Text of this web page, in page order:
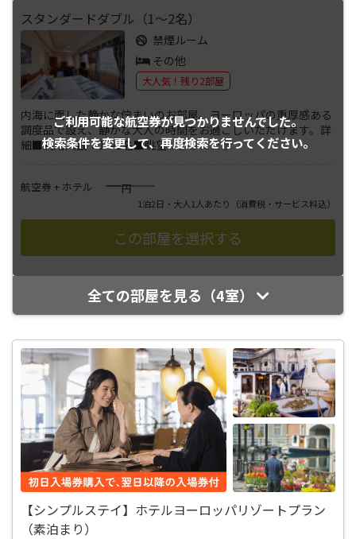
ご利用可能な航空券が見つかりませんでした。
検索条件を変更して、再度検索を行ってください。
スタンダードダブル（1～2名）
禁煙ルーム
その他
大人気！残り2部屋
内海に面した静かな佇まいのお部屋。ヨーロッパの重厚感ある
調度品で設え、静かな大人の時間をお過ごしいただけます。詳
細■利用人数：1～2名■眺望...さらに表示
航空券 + ホテル ――――円
1泊2日・大人1人あたり （消費税・サービス料込）
全ての部屋を見る（4室）
【シンプルステイ】ホテルヨーロッパリゾートプラン
（素泊まり）